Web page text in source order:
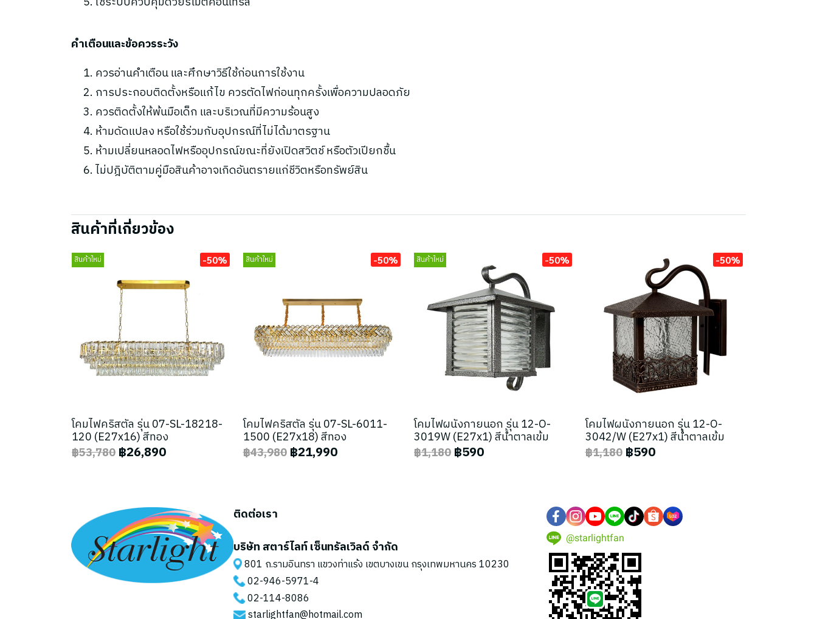
คำเตือนและข้อควรระวัง
ควรอ่านคำเตือน และศึกษาวิธีใช้ก่อนการใช้งาน
การประกอบติดตั้งหรือแก้ไข ควรตัดไฟก่อนทุกครั้งเพื่อความปลอดภัย
ควรติดตั้งให้พ้นมือเด็ก และบริเวณที่มีความร้อนสูง
ห้ามดัดแปลง หรือใช้ร่วมกับอุปกรณ์ที่ไม่ได้มาตรฐาน
ห้ามเปลี่ยนหลอดไฟหรืออุปกรณ์ขณะที่ยังเปิดสวิตช์ หรือตัวเปียกชื้น
ไม่ปฎิบัติตามคู่มือสินค้าอาจเกิดอันตรายแก่ชีวิตหรือทรัพย์สิน
สินค้าที่เกี่ยวข้อง
สินค้าใหม่ -50%
โคมไฟคริสตัล รุ่น 07-SL-18218-
120 (E27x16) สีทอง
฿53,780 ฿26,890
สินค้าใหม่ -50%
โคมไฟคริสตัล รุ่น 07-SL-6011-
1500 (E27x18) สีทอง
฿43,980 ฿21,990
สินค้าใหม่ -50%
โคมไฟผนังภายนอก รุ่น 12-O-
3019W (E27x1) สีน้ำตาลเข้ม
฿1,180 ฿590
-50%
โคมไฟผนังภายนอก รุ่น 12-O-
3042/W (E27x1) สีน้ำตาลเข้ม
฿1,180 ฿590
ติดต่อเรา
บริษัท สตาร์ไลท์ เซ็นทรัลเวิลด์ จำกัด
801 ถ.รามอินทรา แขวงท่าแร้ง เขตบางเขน กรุงเทพมหานคร 10230
02-946-5971-4
02-114-8086
starlightfan@hotmail.com
@starlightfan